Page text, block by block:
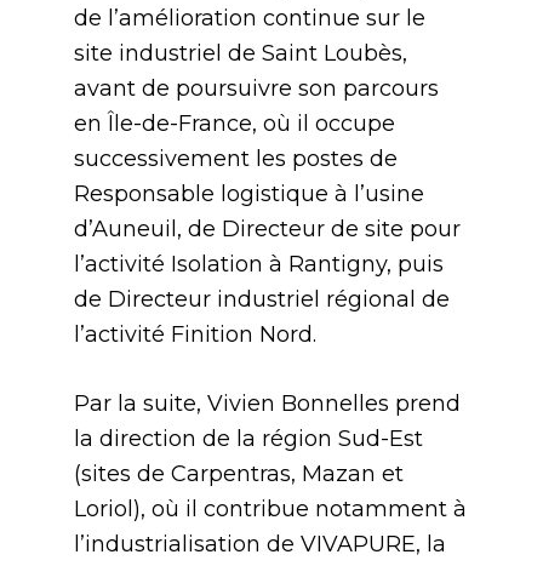
de l’amélioration continue sur le
site industriel de Saint Loubès,
avant de poursuivre son parcours
en Île-de-France, où il occupe
successivement les postes de
Responsable logistique à l’usine
d’Auneuil, de Directeur de site pour
l’activité Isolation à Rantigny, puis
de Directeur industriel régional de
l’activité Finition Nord.
Par la suite, Vivien Bonnelles prend
la direction de la région Sud-Est
(sites de Carpentras, Mazan et
Loriol), où il contribue notamment à
l’industrialisation de VIVAPURE, la